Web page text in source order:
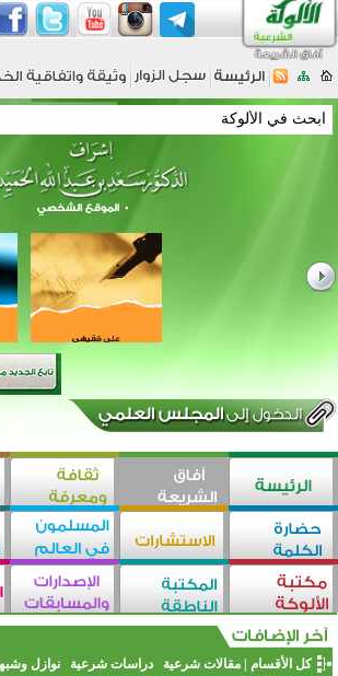
كل الأقسام |مقالات شرعية دراسات شرعية نوازل